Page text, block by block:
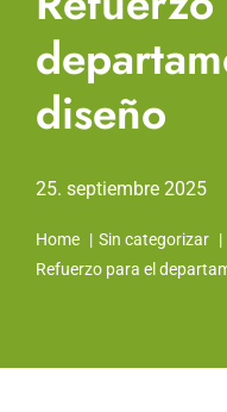
diseño
25. septiembre 2025
Home
Sin categorizar
Refuerzo para el